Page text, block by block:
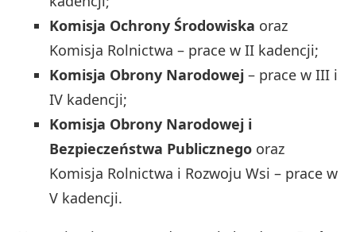
Komisja Ochrony Środowiska oraz
Komisja Rolnictwa – prace w II kadencji;
Komisja Obrony Narodowej – prace w III i
IV kadencji;
Komisja Obrony Narodowej i
Bezpieczeństwa Publicznego oraz
Komisja Rolnictwa i Rozwoju Wsi – prace w
V kadencji.